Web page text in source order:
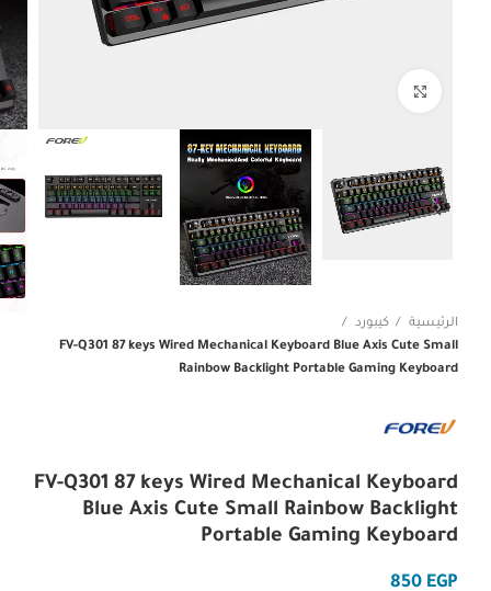
الرئيسية
كيبورد
FV-Q301 87 keys Wired Mechanical Keyboard Blue Axis Cute Small
Rainbow Backlight Portable Gaming Keyboard
FV-Q301 87 keys Wired Mechanical Keyboard
Blue Axis Cute Small Rainbow Backlight
Portable Gaming Keyboard
EGP